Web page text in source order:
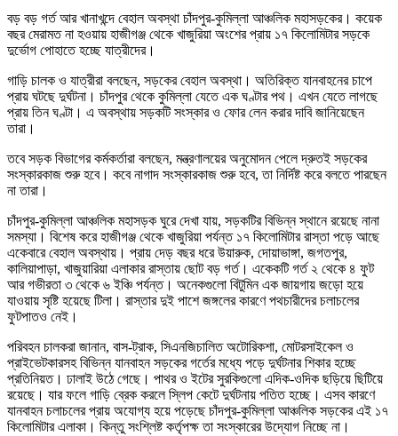
বড় বড় গর্ত আর খানাখন্দে বেহাল অবস্থা চাঁদপুর-কুমিল্লা আঞ্চলিক মহাসড়কের। কয়েক
বছর মেরামত না হওয়ায় হাজীগঞ্জ থেকে খাজুরিয়া অংশের প্রায় ১৭ কিলোমিটার সড়কে
দুর্ভোগ পোহাতে হচ্ছে যাত্রীদের।
গাড়ি চালক ও যাত্রীরা বলছেন, সড়কের বেহাল অবস্থা। অতিরিক্ত যানবাহনের চাপে
প্রায় ঘটছে দুর্ঘটনা। চাঁদপুর থেকে কুমিল্লা যেতে এক ঘণ্টার পথ। এখন যেতে লাগছে
প্রায় তিন ঘণ্টা। এ অবস্থায় সড়কটি সংস্কার ও ফোর লেন করার দাবি জানিয়েছেন
তারা।
তবে সড়ক বিভাগের কর্মকর্তারা বলছেন, মন্ত্রণালয়ের অনুমোদন পেলে দ্রুতই সড়কের
সংস্কারকাজ শুরু হবে। কবে নাগাদ সংস্কারকাজ শুরু হবে, তা নির্দিষ্ট করে বলতে পারছেন
না তারা।
চাঁদপুর-কুমিল্লা আঞ্চলিক মহাসড়ক ঘুরে দেখা যায়, সড়কটির বিভিন্ন স্থানে রয়েছে নানা
সমস্যা। বিশেষ করে হাজীগঞ্জ থেকে খাজুরিয়া পর্যন্ত ১৭ কিলোমিটার রাস্তা পড়ে আছে
একেবারে বেহাল অবস্থায়। প্রায় দেড় বছর ধরে উয়ারুক, দোয়াভাঙ্গা, জগতপুর,
কালিয়াপাড়া, খাজুয়ারিয়া এলাকার রাস্তায় ছোট বড় গর্ত। একেকটি গর্ত ২ থেকে ৪ ফুট
আর গভীরতা ৩ থেকে ৬ ইঞ্চি পর্যন্ত। অনেকগুলো বিটুমিন এক জায়গায় জড়ো হয়ে
যাওয়ায় সৃষ্টি হয়েছে টিলা। রাস্তার দুই পাশে জঙ্গলের কারণে পথচারীদের চলাচলের
ফুটপাতও নেই।
পরিবহন চালকরা জানান, বাস-ট্রাক, সিএনজিচালিত অটোরিকশা, মোটরসাইকেল ও
প্রাইভেটকারসহ বিভিন্ন যানবাহন সড়কের গর্তের মধ্যে পড়ে দুর্ঘটনার শিকার হচ্ছে
প্রতিনিয়ত। ঢালাই উঠে গেছে। পাথর ও ইটের সুরকিগুলো এদিক-ওদিক ছড়িয়ে ছিটিয়ে
রয়েছে। যার ফলে গাড়ি ব্রেক করলে স্লিপ কেটে দুর্ঘটনায় পতিত হচ্ছে। এসব কারণে
যানবাহন চলাচলের প্রায় অযোগ্য হয়ে পড়েছে চাঁদপুর-কুমিল্লা আঞ্চলিক সড়কের এই ১৭
কিলোমিটার এলাকা। কিন্তু সংশ্লিষ্ট কর্তৃপক্ষ তা সংস্কারের উদ্যোগ নিচ্ছে না।